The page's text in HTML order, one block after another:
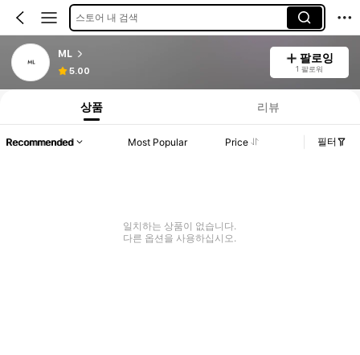
스토어 내 검색
ML
5.00
팔로잉
1 팔로워
상품 리뷰
Recommended Most Popular Price 필터
일치하는 상품이 없습니다.
다른 옵션을 사용하십시오.